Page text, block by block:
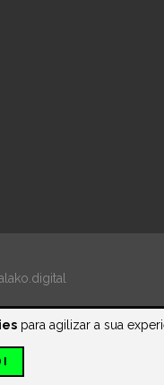
para agilizar a sua